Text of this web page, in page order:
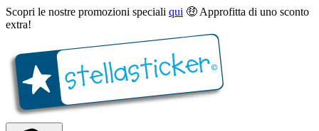
Scopri le nostre promozioni speciali qui 🤑 Approfitta di uno sconto
extra!